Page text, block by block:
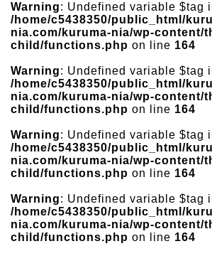
Warning: Undefined variable $tag
/home/c5438350/public_html/
nia.com/kuruma-nia/wp-content/
child/functions.php on line 164
Warning: Undefined variable $tag
/home/c5438350/public_html/
nia.com/kuruma-nia/wp-content/
child/functions.php on line 164
Warning: Undefined variable $tag
/home/c5438350/public_html/
nia.com/kuruma-nia/wp-content/
child/functions.php on line 164
Warning: Undefined variable $tag
/home/c5438350/public_html/
nia.com/kuruma-nia/wp-content/
child/functions.php on line 164